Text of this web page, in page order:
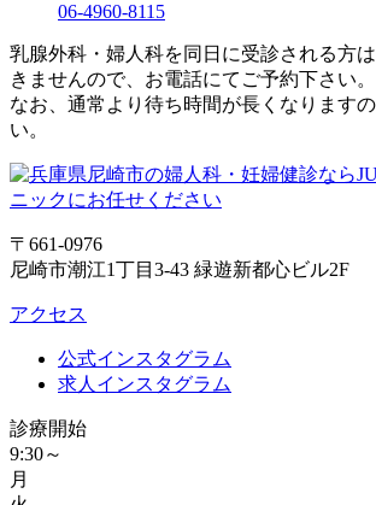
06-4960-8115
乳腺外科・婦人科を同日に受診される方
きませんので、お電話にてご予約下さい。
なお、通常より待ち時間が長くなります
い。
〒661-0976
尼崎市潮江1丁目3-43 緑遊新都心ビル2F
アクセス
公式インスタグラム
求人インスタグラム
診療開始
9:30～
月